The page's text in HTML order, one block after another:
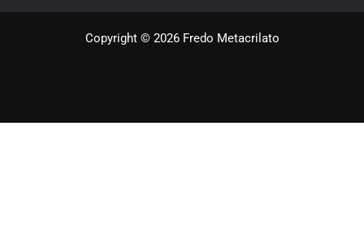
Copyright © 2026 Fredo Metacrilato